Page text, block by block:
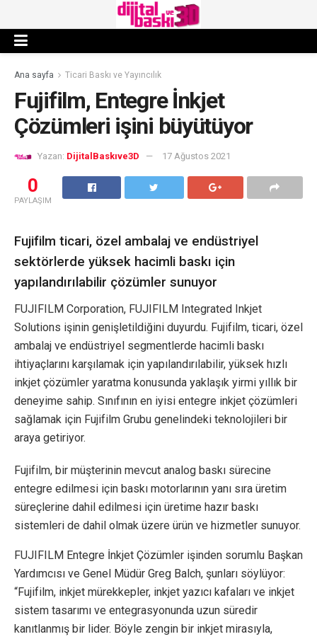
Ana sayfa Ticari Baskı ve Yayıncılık
Fujifilm, Entegre İnkjet
Çözümleri işini büyütüyor
Yazan: DijitalBaskıve3D 17 Ağustos 2021
0
PAYLAŞIM
Fujifilm ticari, özel ambalaj ve endüstriyel
sektörlerde yüksek hacimli baskı için
yapılandırılabilir çözümler sunuyor
FUJIFILM Corporation, FUJIFILM Integrated Inkjet
Solutions işinin genişletildiğini duyurdu. Fujifilm, ticari, özel
ambalaj ve endüstriyel segmentlerde hacimli baskı
ihtiyaçlarını karşılamak için yapılandırılabilir, yüksek hızlı
inkjet çözümler yaratma konusunda yaklaşık yirmi yıllık bir
deneyime sahip. Sınıfının en iyisi entegre inkjet çözümleri
sağlamak için Fujifilm Grubu genelindeki teknolojileri bir
araya getiriyor.
Fujifilm, bir müşterinin mevcut analog baskı sürecine
entegre edilmesi için baskı motorlarının yanı sıra üretim
süreçlerine dahil edilmesi için üretime hazır baskı
sistemleri de dahil olmak üzere ürün ve hizmetler sunuyor.
FUJIFILM Entegre İnkjet Çözümler işinden sorumlu Başkan
Yardımcısı ve Genel Müdür Greg Balch, şunları söylüyor:
“Fujifilm, inkjet mürekkepler, inkjet yazıcı kafaları ve inkjet
sistem tasarımı ve entegrasyonunda uzun süredir
kanıtlanmış bir lider. Böyle zengin bir inkjet mirasıyla,